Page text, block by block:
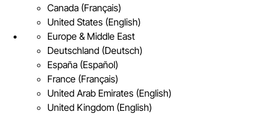
Canada (Français)
United States (English)
Europe & Middle East
Deutschland (Deutsch)
España (Español)
France (Français)
United Arab Emirates (English)
United Kingdom (English)